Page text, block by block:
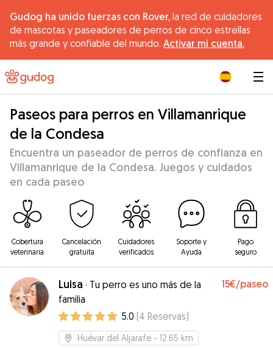
Gudog ha unido fuerzas con Rover, la red de cuidadores
de mascotas y paseadores de perros de cinco estrellas
más grande y confiable del mundo. Activar mi cuenta.
Paseos para perros en Villamanrique
de la Condesa
Encuentra un paseador de perros de confianza en
Villamanrique de la Condesa. Juegos y cuidados
en cada paseo
Cobertura
veterinaria
Cancelación
gratuita
Cuidadores
verificados
Soporte y
Ayuda
Pago
seguro
Luisa · Tu perro es uno más de la
familia
15€/paseo
5.0 (4 Reservas)
Huévar del Aljarafe - 12.65 km